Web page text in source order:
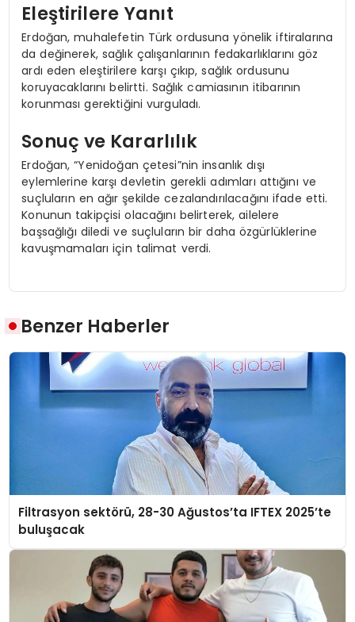
Eleştirilere Yanıt
Erdoğan, muhalefetin Türk ordusuna yönelik iftiralarına
da değinerek, sağlık çalışanlarının fedakarlıklarını göz
ardı eden eleştirilere karşı çıkıp, sağlık ordusunu
koruyacaklarını belirtti. Sağlık camiasının itibarının
korunması gerektiğini vurguladı.
Sonuç ve Kararlılık
Erdoğan, “Yenidoğan çetesi”nin insanlık dışı
eylemlerine karşı devletin gerekli adımları attığını ve
suçluların en ağır şekilde cezalandırılacağını ifade etti.
Konunun takipçisi olacağını belirterek, ailelere
başsağlığı diledi ve suçluların bir daha özgürlüklerine
kavuşmamaları için talimat verdi.
Benzer Haberler
Filtrasyon sektörü, 28-30 Ağustos’ta IFTEX 2025’te
buluşacak